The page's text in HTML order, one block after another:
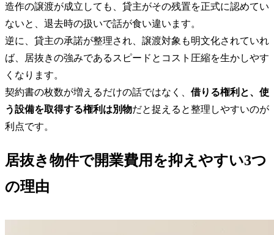
造作の譲渡が成立しても、貸主がその残置を正式に認めてい
ないと、退去時の扱いで話が食い違います。
逆に、貸主の承諾が整理され、譲渡対象も明文化されていれ
ば、居抜きの強みであるスピードとコスト圧縮を生かしやす
くなります。
契約書の枚数が増えるだけの話ではなく、 借りる権利と、使
う設備を取得する権利は別物だと捉えると整理しやすいのが
利点です。
居抜き物件で開業費用を抑えやすい3つ
の理由